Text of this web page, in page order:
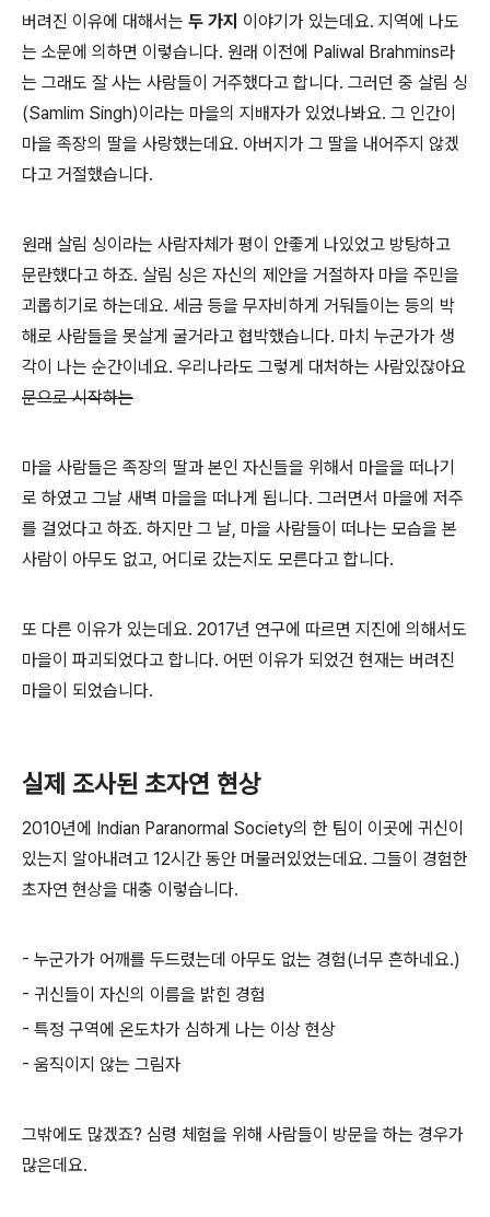
버려진 이유에 대해서는 두 가지 이야기가 있는데요. 지역에 나도
는 소문에 의하면 이렇습니다. 원래 이전에 Paliwal Brahmins라
는 그래도 잘 사는 사람들이 거주했다고 합니다. 그러던 중 살림 싱
(Samlim Singh)이라는 마을의 지배자가 있었나봐요. 그 인간이
마을 족장의 딸을 사랑했는데요. 아버지가 그 딸을 내어주지 않겠
다고 거절했습니다.
원래 살림 싱이라는 사람자체가 평이 안좋게 나있었고 방탕하고
문란했다고 하죠. 살림 싱은 자신의 제안을 거절하자 마을 주민을
괴롭히기로 하는데요. 세금 등을 무자비하게 거둬들이는 등의 박
해로 사람들을 못살게 굴거라고 협박했습니다. 마치 누군가가 생
각이 나는 순간이네요. 우리나라도 그렇게 대처하는 사람있잖아요
문으로 시작하는
마을 사람들은 족장의 딸과 본인 자신들을 위해서 마을을 떠나기
로 하였고 그날 새벽 마을을 떠나게 됩니다. 그러면서 마을에 저주
를 걸었다고 하죠. 하지만 그 날, 마을 사람들이 떠나는 모습을 본
사람이 아무도 없고, 어디로 갔는지도 모른다고 합니다.
또 다른 이유가 있는데요. 2017년 연구에 따르면 지진에 의해서도
마을이 파괴되었다고 합니다. 어떤 이유가 되었건 현재는 버려진
마을이 되었습니다.
실제 조사된 초자연 현상
2010년에 Indian Paranormal Society의 한 팀이 이곳에 귀신이
있는지 알아내려고 12시간 동안 머물러있었는데요. 그들이 경험한
초자연 현상을 대충 이렇습니다.
- 누군가가 어깨를 두드렸는데 아무도 없는 경험(너무 흔하네요.)
- 귀신들이 자신의 이름을 밝힌 경험
- 특정 구역에 온도차가 심하게 나는 이상 현상
- 움직이지 않는 그림자
그밖에도 많겠죠? 심령 체험을 위해 사람들이 방문을 하는 경우가
많은데요.